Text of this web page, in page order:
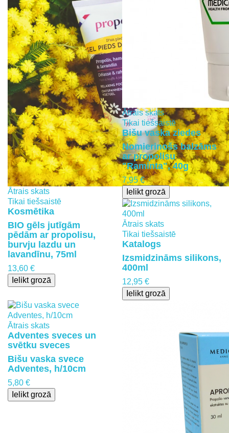
Ātrais skats
Tikai tiešsaistē
Kosmētika
BIO gēls jutīgām
pēdām ar propolisu,
burvju lazdu un
lavandīnu, 75ml
13,60 €
Ielikt grozā
Ātrais skats
Tikai tiešsaistē
Bišu vaska ziedes
Nomierinošs balzāms
ar propolisu
"Raminta", 40g
7,95 €
Ielikt grozā
Ātrais skats
Tikai tiešsaistē
Katalogs
Izsmidzināms silikons,
400ml
12,95 €
Ielikt grozā
Ātrais skats
Adventes sveces un
svētku sveces
Bišu vaska svece
Adventes, h/10cm
5,80 €
Ielikt grozā